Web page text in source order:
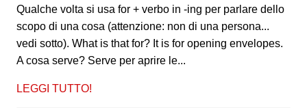
Qualche volta si usa for + verbo in -ing per parlare dello
scopo di una cosa (attenzione: non di una persona...
vedi sotto). What is that for? It is for opening envelopes.
A cosa serve? Serve per aprire le...
LEGGI TUTTO!